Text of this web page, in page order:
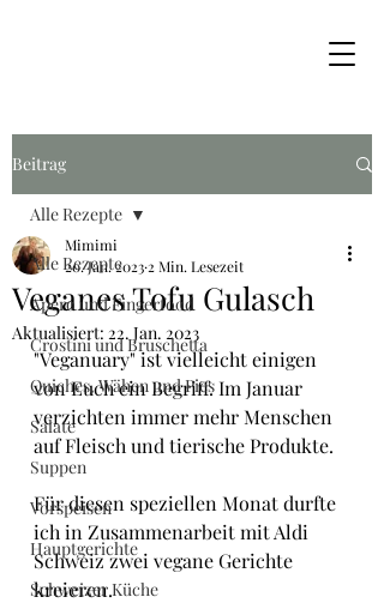
Beitrag
Alle Rezepte
Apéro und Fingerfood
Crostini und Bruschetta
Quiches, Wähen und Pies
Salate
Suppen
Vorspeisen
Hauptgerichte
Schweizer Küche
Alle Rezepte
Veganes Tofu Gulasch
Mimimi
20. Jan. 2023 2 Min. Lesezeit
Aktualisiert: 22. Jan. 2023
"Veganuary" ist vielleicht einigen
von Euch ein Begriff. Im Januar
verzichten immer mehr Menschen
auf Fleisch und tierische Produkte.
Für diesen speziellen Monat durfte
ich in Zusammenarbeit mit Aldi
Schweiz zwei vegane Gerichte
kreieren.